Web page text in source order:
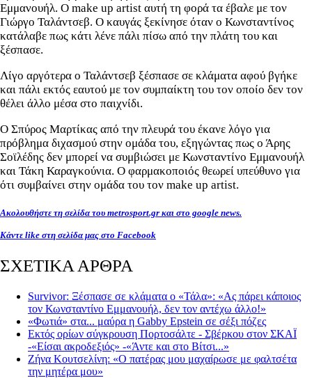
Εμμανουήλ. Ο make up artist αυτή τη φορά τα έβαλε με τον
Γιώργο Ταλάντσεβ. Ο καυγάς ξεκίνησε όταν ο Κωνσταντίνος
κατάλαβε πως κάτι λένε πάλι πίσω από την πλάτη του και
ξέσπασε.
Λίγο αργότερα ο Ταλάντσεβ ξέσπασε σε κλάματα αφού βγήκε
και πάλι εκτός εαυτού με τον συμπαίκτη του τον οποίο δεν τον
θέλει άλλο μέσα στο παιχνίδι.
Ο Σπύρος Μαρτίκας από την πλευρά του έκανε λόγο για
πρόβλημα διχασμού στην ομάδα του, εξηγώντας πως ο Άρης
Σοϊλέδης δεν μπορεί να συμβιώσει με Κωνσταντίνο Εμμανουήλ
και Τάκη Καραγκούνια. Ο φαρμακοποιός θεωρεί υπεύθυνο για
ότι συμβαίνει στην ομάδα του τον make up artist.
Ακολουθήστε τη σελίδα του metrosport.gr και στο google news.
Κάντε like στη σελίδα μας στο Facebook
ΣΧΕΤΙΚΑ ΑΡΘΡΑ
Survivor: Ξέσπασε σε κλάματα ο «Τάλα»: «Ας πάρει κάποιος
τον Κωνσταντίνο Εμμανουήλ, δεν τον αντέχω άλλο!»
«Φωτιά» στα... μαύρα η Gabby Epstein σε σέξι πόζες
Εκτός ορίων σύγκρουση Πορτοσάλτε - Σβέρκου στον ΣΚΑΪ
-«Είσαι ακροδεξιός» -«Άντε και στο Βίτσι...»
Ζήνα Κουτσελίνη: «Ο πατέρας μου μαχαίρωσε με φαλτσέτα
την μητέρα μου»